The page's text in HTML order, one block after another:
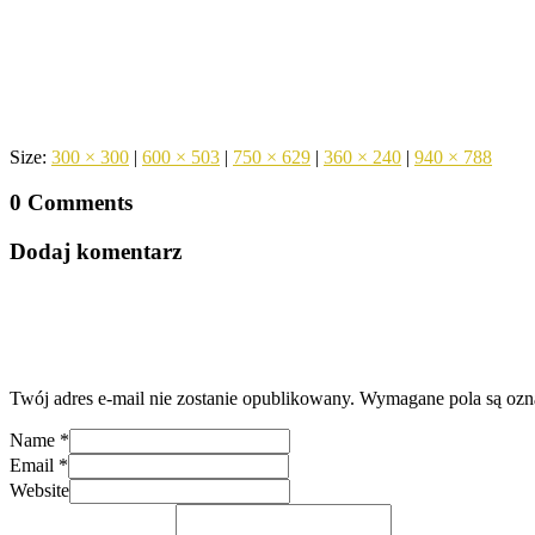
Size: 300 × 300 | 600 × 503 | 750 × 629 | 360 × 240 | 940 × 788
0 Comments
Dodaj komentarz
Twój adres e-mail nie zostanie opublikowany. Wymagane pola są
Name *
Email *
Website